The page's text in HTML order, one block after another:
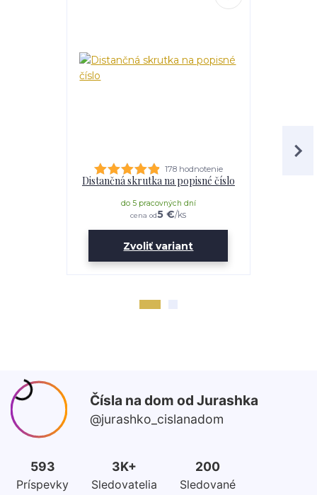
178 hodnotenie
Distančná skrutka na popisné číslo
cena od5 €/ks
do 5 pracovných dní
Zvoliť variant